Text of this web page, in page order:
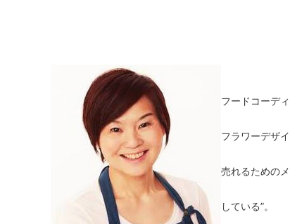
フードコーデ
フラワーデザ
売れるための
している”。